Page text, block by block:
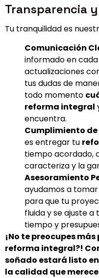
Transparencia
Tu tranquilidad es
Comunicación
informado en
actualizaciones
tus dudas de
todo momento
reforma integral
encuentra.
Cumplimiento de
es entregar tu
tiempo acordado,
caracteriza y la
Asesoramiento
ayudamos a
para que tu
fluida y se ajuste
tiempo y
¡No te preocupes
reforma integral?!
soñado estará listo
la calidad que